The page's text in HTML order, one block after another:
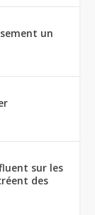
un
sur les
des